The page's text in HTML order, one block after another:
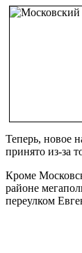
Теперь, новое
принято из-за
Кроме
районе
переулком